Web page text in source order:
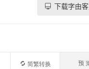
下载字由
预
简繁转换